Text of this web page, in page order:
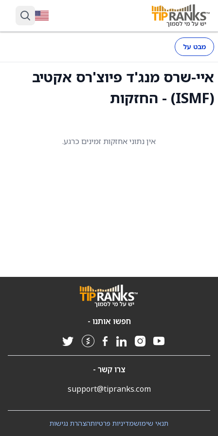
מבט על
איי-שרס מנג'ד פיוצ'רס אקטיב
(ISMF) - החזקות
אין נתוני אחזקות זמינים כרגע.
חפשו אותנו -
צרו קשר -
support@tipranks.com
הצהרת נגישותמדיניות פרטיותתנאי שימוש